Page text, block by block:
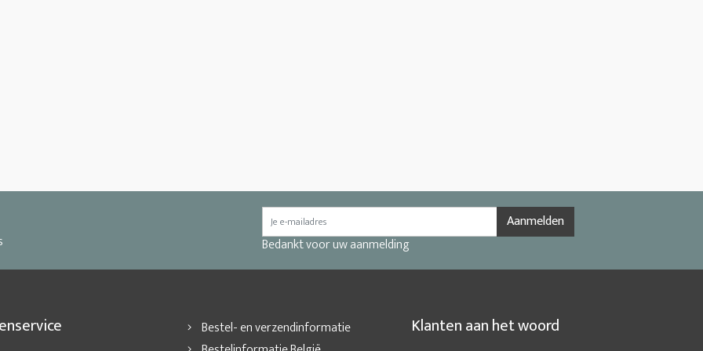
Aanmelden
Bedankt voor uw aanmelding
Bestel- en verzendinformatie
Klanten aan het woord